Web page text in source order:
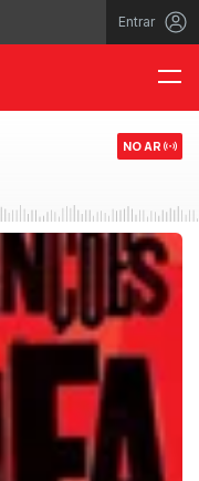
Entrar
NO AR